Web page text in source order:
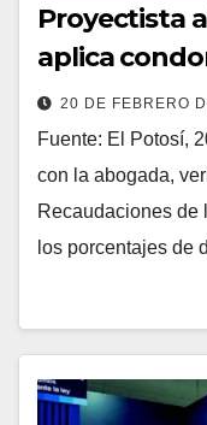
Proyectista
aplica
20 DE FEBRERO
Fuente: El Potosí,
con la abogada,
Recaudaciones de
los porcentajes de